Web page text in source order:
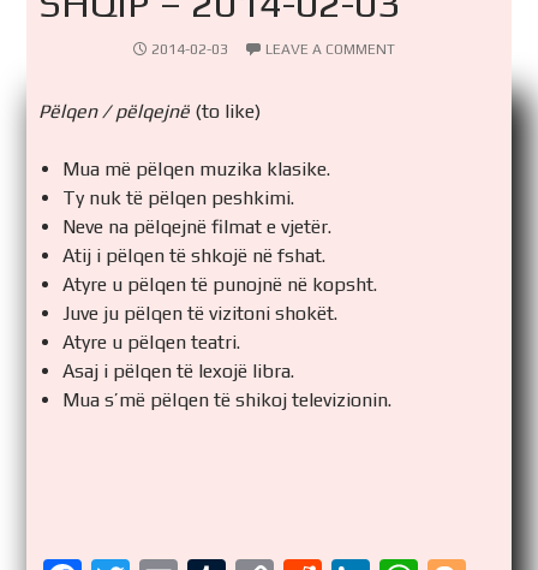
2014-02-03 LEAVE A COMMENT
Pëlqen / pëlqejnë (to like)
Mua më pëlqen muzika klasike.
Ty nuk të pëlqen peshkimi.
Neve na pëlqejnë filmat e vjetër.
Atij i pëlqen të shkojë në fshat.
Atyre u pëlqen të punojnë në kopsht.
Juve ju pëlqen të vizitoni shokët.
Atyre u pëlqen teatri.
Asaj i pëlqen të lexojë libra.
Mua s’më pëlqen të shikoj televizionin.